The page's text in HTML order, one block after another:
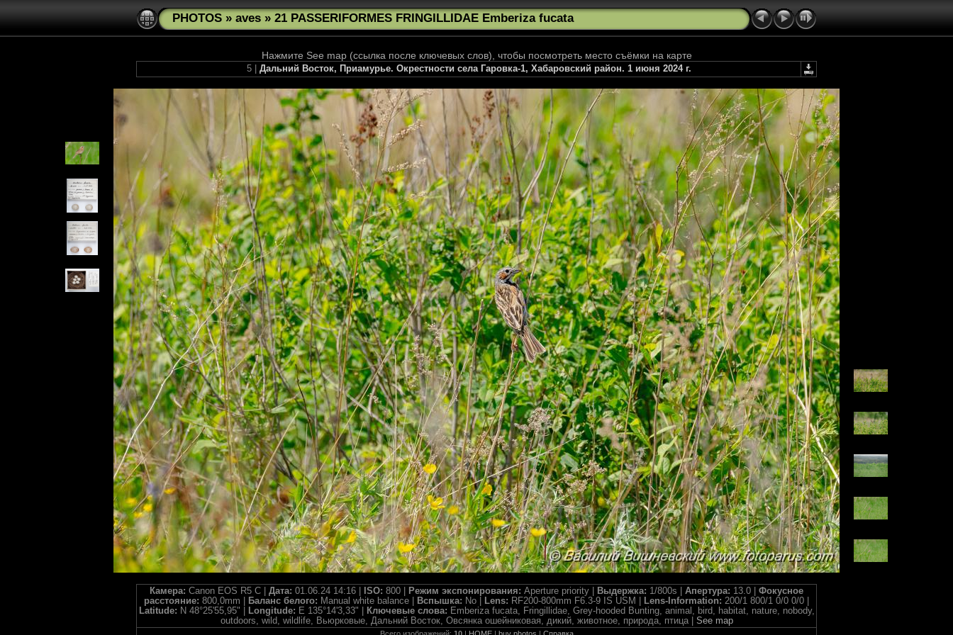
PHOTOS » aves » 21 PASSERIFORMES FRINGILLIDAE Emberiza fucata
Нажмите See map (ссылка после ключевых слов), чтобы посмотреть место съёмки на карте
5 | Дальний Восток, Приамурье. Окрестности села Гаровка-1, Хабаровский район. 1 июня 2024 г.
Камера: Canon EOS R5 C | Дата: 01.06.24 14:16 | ISO: 800 | Режим экспонирования: Aperture priority | Выдержка: 1/800s | Апертура: 13.0 | Фокусное
расстояние: 800,0mm | Баланс белого: Manual white balance | Вспышка: No | Lens: RF200-800mm F6.3-9 IS USM | Lens-Information: 200/1 800/1 0/0 0/0 |
Latitude: N 48°25'55,95" | Longitude: E 135°14'3,33" | Ключевые слова: Emberiza fucata, Fringillidae, Grey-hooded Bunting, animal, bird, habitat, nature, nobody,
outdoors, wild, wildlife, Вьюрковые, Дальний Восток, Овсянка ошейниковая, дикий, животное, природа, птица | See map